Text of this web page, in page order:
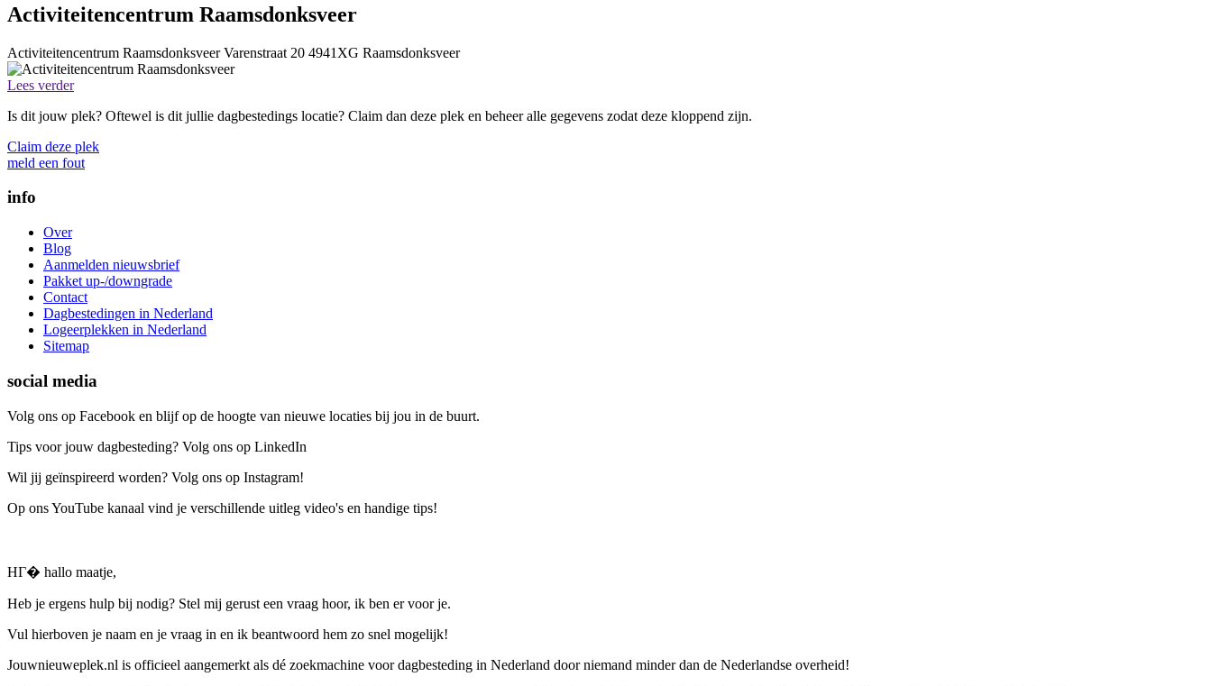
Activiteitencentrum Raamsdonksveer
Activiteitencentrum Raamsdonksveer Varenstraat 20 4941XG Raamsdonksveer
Lees verder
Is dit jouw plek? Oftewel is dit jullie dagbestedings locatie? Claim dan deze plek en beheer alle gegevens zodat deze kloppend zijn.
Claim deze plek
meld een fout
info
Over
Blog
Aanmelden nieuwsbrief
Pakket up-/downgrade
Contact
Dagbestedingen in Nederland
Logeerplekken in Nederland
Sitemap
social media
Volg ons op Facebook en blijf op de hoogte van nieuwe locaties bij jou in de buurt.
Tips voor jouw dagbesteding? Volg ons op LinkedIn
Wil jij geïnspireerd worden? Volg ons op Instagram!
Op ons YouTube kanaal vind je verschillende uitleg video's en handige tips!
HГ� hallo maatje,
Heb je ergens hulp bij nodig? Stel mij gerust een vraag hoor, ik ben er voor je.
Vul hierboven je naam en je vraag in en ik beantwoord hem zo snel mogelijk!
Jouwnieuweplek.nl is officieel aangemerkt als dé zoekmachine voor dagbesteding in Nederland door niemand minder dan de Nederlandse overheid!